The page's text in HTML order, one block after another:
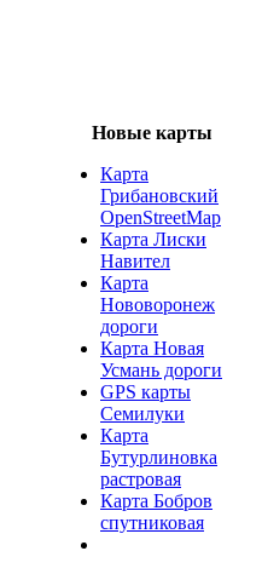
Новые карты
Карта
Грибановский
OpenStreetMap
Карта Лиски
Навител
Карта
Нововоронеж
дороги
Карта Новая
Усмань дороги
GPS карты
Семилуки
Карта
Бутурлиновка
растровая
Карта Бобров
спутниковая